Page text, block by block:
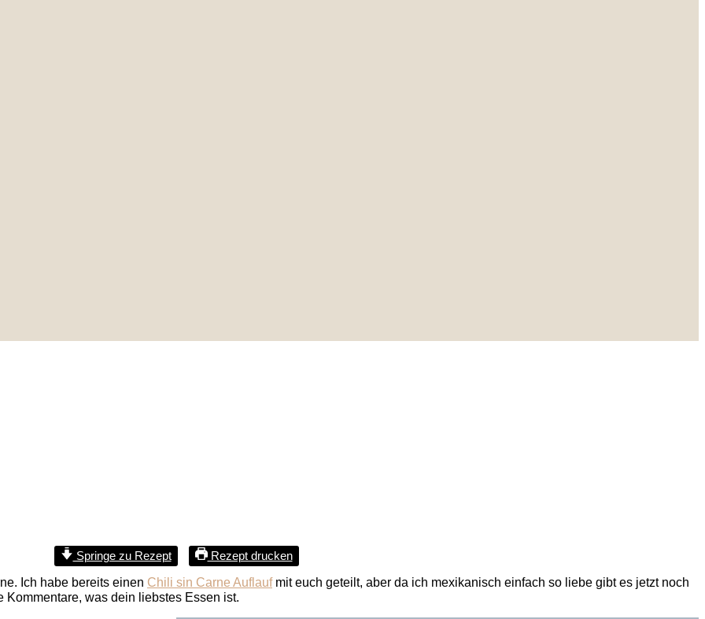
Springe zu Rezept Rezept drucken
Ich habe bereits einen Chili sin Carne Auflaufmit euch geteilt, aber da ich mexikanisch einfach so liebe gibt es jetzt noch
was dein liebstes Essen ist.